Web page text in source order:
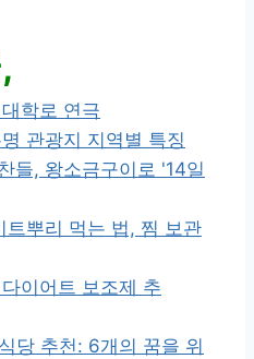
학로 연극
관광지 지역별 특징
들, 왕소금구이로 '14일
트뿌리 먹는 법, 찜 보관
이어트 보조제 추
당 추천: 6개의 꿈을 위